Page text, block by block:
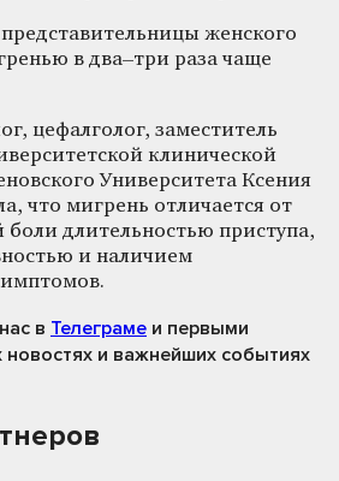
женского
в два–три раза чаще
цефалголог, заместитель
клинической
Университета Ксения
что мигрень отличается от
длительностью приступа,
и наличием
в Телеграме и первыми
новостях и важнейших событиях